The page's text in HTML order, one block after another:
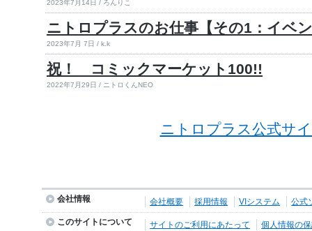
2023年7月14日 / ろんりこ
ニトロプラスのお仕事【その1：イベ
2023年7月 7日 / k.k
祝！ コミックマーケット100!!
2022年7月29日 / ニトロくんNEO
ニトロプラス公式サ
会社情報 会社概要 採用情報 VIシステム 公式
このサイトについて サイトのご利用にあたって 個人情報の